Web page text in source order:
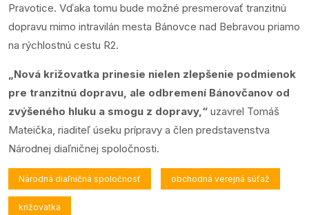
Pravotice. Vďaka tomu bude možné presmerovať tranzitnú
dopravu mimo intravilán mesta Bánovce nad Bebravou priamo
na rýchlostnú cestu R2.
„Nová križovatka prinesie nielen zlepšenie podmienok
pre tranzitnú dopravu, ale odbremení Bánovčanov od
zvýšeného hluku a smogu z dopravy,“ uzavrel Tomáš
Mateička, riaditeľ úseku prípravy a člen predstavenstva
Národnej diaľničnej spoločnosti.
Národná diaľničná spoločnosť obchodná verejná súťaž
križovatka